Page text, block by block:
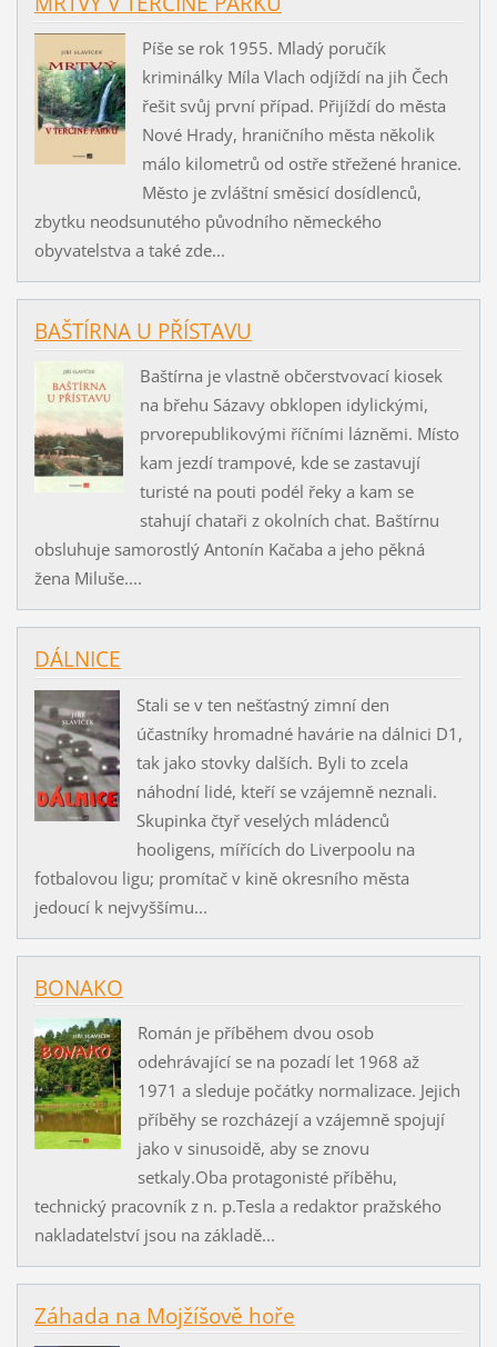
Píše se rok 1955. Mladý poručík
kriminálky Míla Vlach odjíždí na jih Čech
řešit svůj první případ. Přijíždí do města
Nové Hrady, hraničního města několik
málo kilometrů od ostře střežené hranice.
Město je zvláštní směsicí dosídlenců,
zbytku neodsunutého původního německého
obyvatelstva a také zde...
BAŠTÍRNA U PŘÍSTAVU
Baštírna je vlastně občerstvovací kiosek
na břehu Sázavy obklopen idylickými,
prvorepublikovými říčními lázněmi. Místo
kam jezdí trampové, kde se zastavují
turisté na pouti podél řeky a kam se
stahují chataři z okolních chat. Baštírnu
obsluhuje samorostlý Antonín Kačaba a jeho pěkná
žena Miluše....
DÁLNICE
Stali se v ten nešťastný zimní den
účastníky hromadné havárie na dálnici D1,
tak jako stovky dalších. Byli to zcela
náhodní lidé, kteří se vzájemně neznali.
Skupinka čtyř veselých mládenců
hooligens, mířících do Liverpoolu na
fotbalovou ligu; promítač v kině okresního města
jedoucí k nejvyššímu...
BONAKO
Román je příběhem dvou osob
odehrávající se na pozadí let 1968 až
1971 a sleduje počátky normalizace. Jejich
příběhy se rozcházejí a vzájemně spojují
jako v sinusoidě, aby se znovu
setkaly.Oba protagonisté příběhu,
technický pracovník z n. p.Tesla a redaktor pražského
nakladatelství jsou na základě...
Záhada na Mojžíšově hoře